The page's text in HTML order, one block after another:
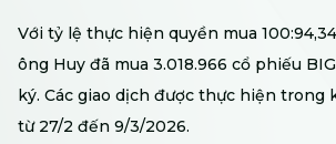
Với tỷ lệ thực hiện quyền mua
ông Huy đã mua 3.018.966 cổ phiếu
ký. Các giao dịch được thực hiện trong
từ 27/2 đến 9/3/2026.